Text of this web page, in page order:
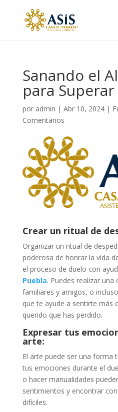
Sanando el
para
por admin | Abr 10, 2024|
Comentarios
Crear un ritual de
Organizar un ritual de
poderosa de honrar la vida
el proceso de duelo con
Puebla. Puedes realizar
familiares y amigos, o
que te ayude a sentirte más
querido que has perdido.
Expresar tus
arte:
El arte puede ser una forma
tus emociones durante el
o hacer manualidades
sentimientos y encontrar
difíciles.